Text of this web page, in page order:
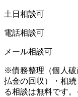
土日相談可
電話相談可
メール相談可
※債務整理（個人破
払金の回収）・相
る相談は無料です